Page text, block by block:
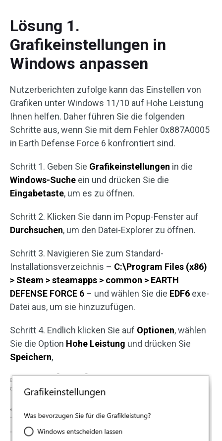
Lösung 1.
Grafikeinstellungen in
Windows anpassen
Nutzerberichten zufolge kann das Einstellen von
Grafiken unter Windows 11/10 auf Hohe Leistung
Ihnen helfen. Daher führen Sie die folgenden
Schritte aus, wenn Sie mit dem Fehler 0x887A0005
in Earth Defense Force 6 konfrontiert sind.
Schritt 1. Geben Sie Grafikeinstellungen in die
Windows-Suche ein und drücken Sie die
Eingabetaste, um es zu öffnen.
Schritt 2. Klicken Sie dann im Popup-Fenster auf
Durchsuchen, um den Datei-Explorer zu öffnen.
Schritt 3. Navigieren Sie zum Standard-
Installationsverzeichnis – C:\Program Files (x86)
> Steam > steamapps > common > EARTH
DEFENSE FORCE 6 – und wählen Sie die EDF6 exe-
Datei aus, um sie hinzuzufügen.
Schritt 4. Endlich klicken Sie auf Optionen, wählen
Sie die Option Hohe Leistung und drücken Sie
Speichern,